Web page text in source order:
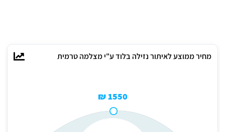
מחיר ממוצע לאיתור נזילה בלוד ע"י מצלמה טרמית
1550 ₪